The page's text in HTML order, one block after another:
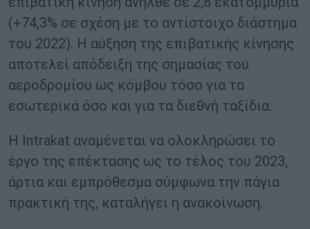
(+74,3% σε σχέση με το αντίστοιχο διάστημα
του 2022). Η αύξηση της επιβατικής κίνησης
αποτελεί απόδειξη της σημασίας του
αεροδρομίου ως κόμβου τόσο για τα
εσωτερικά όσο και για τα διεθνή ταξίδια.
Η Intrakat αναμένεται να ολοκληρώσει το
έργο της επέκτασης ως το τέλος του 2023,
άρτια και εμπρόθεσμα σύμφωνα την πάγια
πρακτική της, καταλήγει η ανακοίνωση.